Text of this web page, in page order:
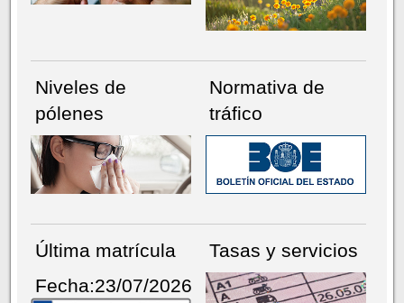
Niveles de
pólenes
Normativa de
tráfico
Última matrícula
Fecha:23/07/2026
Tasas y servicios